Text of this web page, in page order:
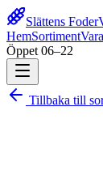
Slättens Foder
HemSortimentVara
Öppet 06–22
Tillbaka till